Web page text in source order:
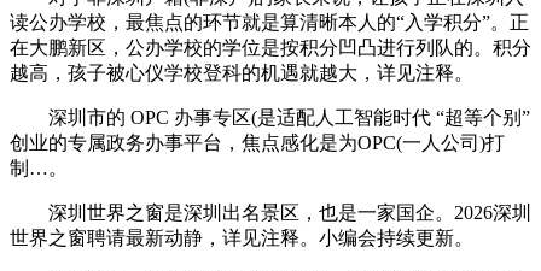
读公办学校，最焦点的环节就是算清晰本人的“入学积分”。正
在大鹏新区，公办学校的学位是按积分凹凸进行列队的。积分
越高，孩子被心仪学校登科的机遇就越大，详见注释。
深圳市的 OPC 办事专区(是适配人工智能时代 “超等个别”
创业的专属政务办事平台，焦点感化是为OPC(一人公司)打
制…。
深圳世界之窗是深圳出名景区，也是一家国企。2026深圳
世界之窗聘请最新动静，详见注释。小编会持续更新。